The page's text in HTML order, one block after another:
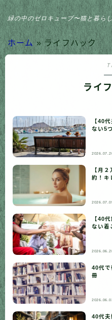
緑の中のゼロキューブ〜猫と暮ら
MENU
家のこと
日記
猫との暮らし
ホーム »ライフハック
ライ
【40
ない5
【月
約！キ
【40
ない着
40代で
冊
40代夫